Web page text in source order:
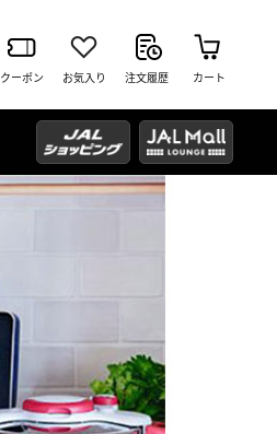
クーポン お気入り 注文履歴 カート